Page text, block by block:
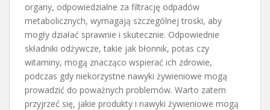
organy, odpowiedzialne za filtrację odpadów
metabolicznych, wymagają szczególnej troski, aby
mogły działać sprawnie i skutecznie. Odpowiednie
składniki odżywcze, takie jak błonnik, potas czy
witaminy, mogą znacząco wspierać ich zdrowie,
podczas gdy niekorzystne nawyki żywieniowe mogą
prowadzić do poważnych problemów. Warto zatem
przyjrzeć się, jakie produkty i nawyki żywieniowe mogą